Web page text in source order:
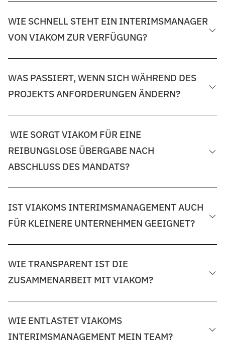
WIE SCHNELL STEHT EIN INTERIMSMANAGER
VON VIAKOM ZUR VERFÜGUNG?
WAS PASSIERT, WENN SICH WÄHREND DES
PROJEKTS ANFORDERUNGEN ÄNDERN?
WIE SORGT VIAKOM FÜR EINE
REIBUNGSLOSE ÜBERGABE NACH
ABSCHLUSS DES MANDATS?
IST VIAKOMS INTERIMSMANAGEMENT AUCH
FÜR KLEINERE UNTERNEHMEN GEEIGNET?
WIE TRANSPARENT IST DIE
ZUSAMMENARBEIT MIT VIAKOM?
WIE ENTLASTET VIAKOMS
INTERIMSMANAGEMENT MEIN TEAM?